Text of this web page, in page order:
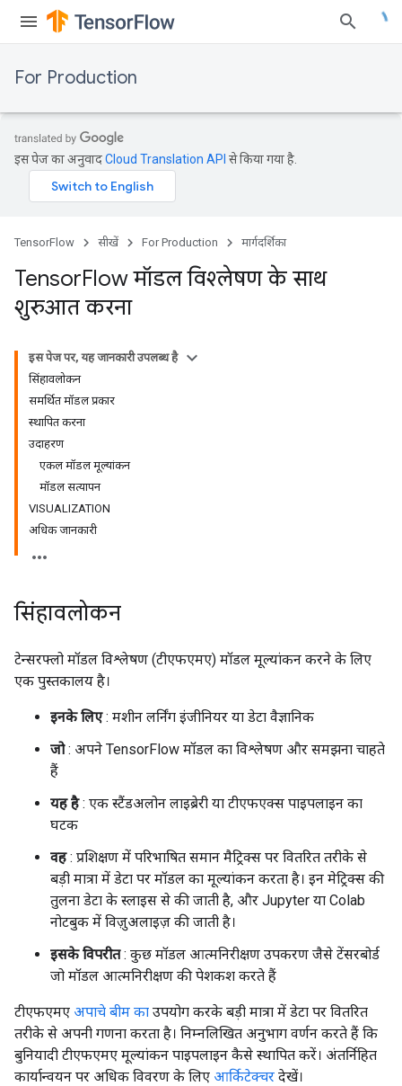
For Production
इस पेज का अनुवादCloud Translation API से किया गया है.
TensorFlow सीखें For Production मार्गदर्शिका
TensorFlow मॉडल विश्लेषण के साथ
शुरुआत करना
इस पेज पर, यह जानकारी उपलब्ध है
सिंहावलोकन
समर्थित मॉडल प्रकार
स्थापित करना
उदाहरण
एकल मॉडल मूल्यांकन
मॉडल सत्यापन
VISUALIZATION
अधिक जानकारी
सिंहावलोकन
टेन्सरफ्लो मॉडल विश्लेषण (टीएफएमए) मॉडल मूल्यांकन करने के लिए
एक पुस्तकालय है।
इनके लिए: मशीन लर्निंग इंजीनियर या डेटा वैज्ञानिक
जो: अपने TensorFlow मॉडल का विश्लेषण और समझना चाहते
हैं
यह है: एक स्टैंडअलोन लाइब्रेरी या टीएफएक्स पाइपलाइन का
घटक
वह: प्रशिक्षण में परिभाषित समान मैट्रिक्स पर वितरित तरीके से
बड़ी मात्रा में डेटा पर मॉडल का मूल्यांकन करता है। इन मेट्रिक्स की
तुलना डेटा के स्लाइस से की जाती है, और Jupyter या Colab
नोटबुक में विज़ुअलाइज़ की जाती है।
इसके विपरीत: कुछ मॉडल आत्मनिरीक्षण उपकरण जैसे टेंसरबोर्ड
जो मॉडल आत्मनिरीक्षण की पेशकश करते हैं
टीएफएमए अपाचे बीम का उपयोग करके बड़ी मात्रा में डेटा पर वितरित
तरीके से अपनी गणना करता है। निम्नलिखित अनुभाग वर्णन करते हैं कि
बुनियादी टीएफएमए मूल्यांकन पाइपलाइन कैसे स्थापित करें। अंतर्निहित
कार्यान्वयन पर अधिक विवरण के लिए आर्किटेक्चर देखें।